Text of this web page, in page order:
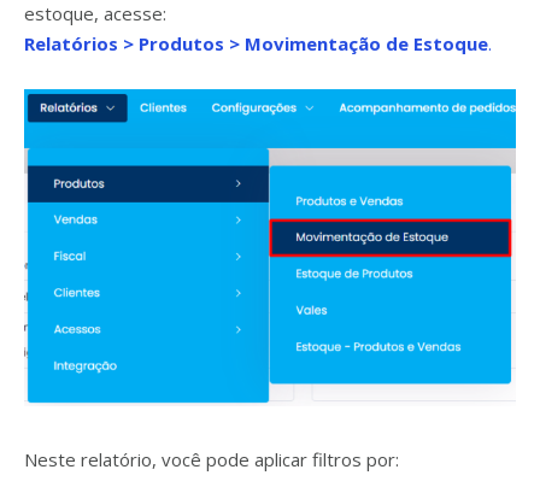
estoque, acesse:
Relatórios > Produtos > Movimentação de Estoque.
Neste relatório, você pode aplicar filtros por: